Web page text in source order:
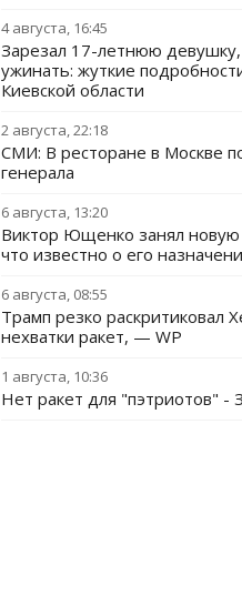
4 августа, 16:45
Зарезал 17-летнюю девушку,
ужинать: жуткие
Киевской области
2 августа, 22:18
СМИ: В ресторане в Москве
генерала
6 августа, 13:20
Виктор Ющенко занял новую
что известно о его
6 августа, 08:55
Трамп резко раскритиковал
нехватки ракет, — WP
1 августа, 10:36
Нет ракет для "пэтриотов" -